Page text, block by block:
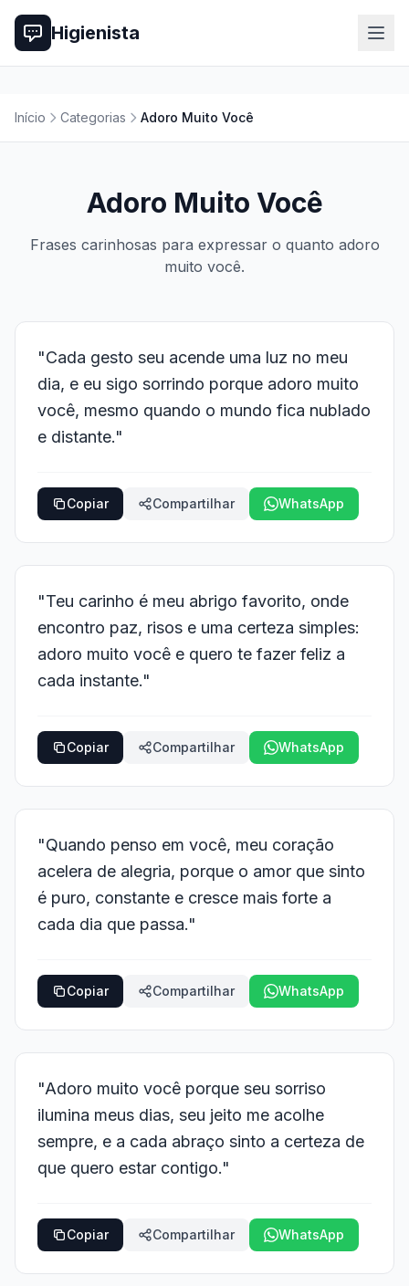
Higienista
Início Categorias Adoro Muito Você
Adoro Muito Você
Frases carinhosas para expressar o quanto adoro
muito você.
"Cada gesto seu acende uma luz no meu
dia, e eu sigo sorrindo porque adoro muito
você, mesmo quando o mundo fica nublado
e distante."
Copiar Compartilhar WhatsApp
"Teu carinho é meu abrigo favorito, onde
encontro paz, risos e uma certeza simples:
adoro muito você e quero te fazer feliz a
cada instante."
Copiar Compartilhar WhatsApp
"Quando penso em você, meu coração
acelera de alegria, porque o amor que sinto
é puro, constante e cresce mais forte a
cada dia que passa."
Copiar Compartilhar WhatsApp
"Adoro muito você porque seu sorriso
ilumina meus dias, seu jeito me acolhe
sempre, e a cada abraço sinto a certeza de
que quero estar contigo."
Copiar Compartilhar WhatsApp